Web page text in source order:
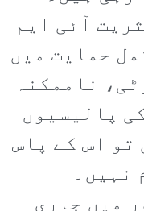
آئی ایم
حمایت میں
ناممکنہ
پالیسیوں
تو اس کے پاس
نہیں۔